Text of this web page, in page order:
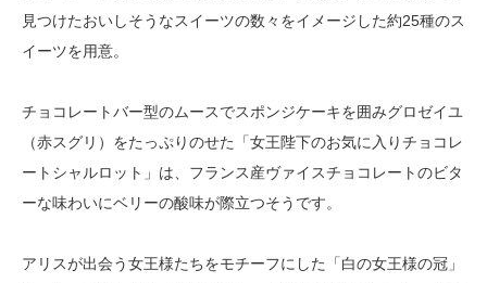
見つけたおいしそうなスイーツの数々をイメージした約25種のス
イーツを用意。
チョコレートバー型のムースでスポンジケーキを囲みグロゼイユ
（赤スグリ）をたっぷりのせた「女王陛下のお気に入りチョコレ
ートシャルロット」は、フランス産ヴァイスチョコレートのビタ
ーな味わいにベリーの酸味が際立つそうです。
アリスが出会う女王様たちをモチーフにした「白の女王様の冠」